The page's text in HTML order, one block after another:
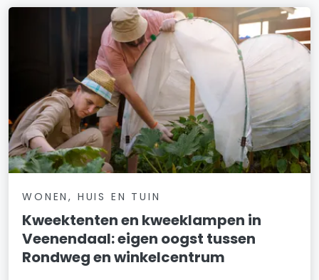
WONEN, HUIS EN TUIN
Kweektenten en kweeklampen in
Veenendaal: eigen oogst tussen
Rondweg en winkelcentrum